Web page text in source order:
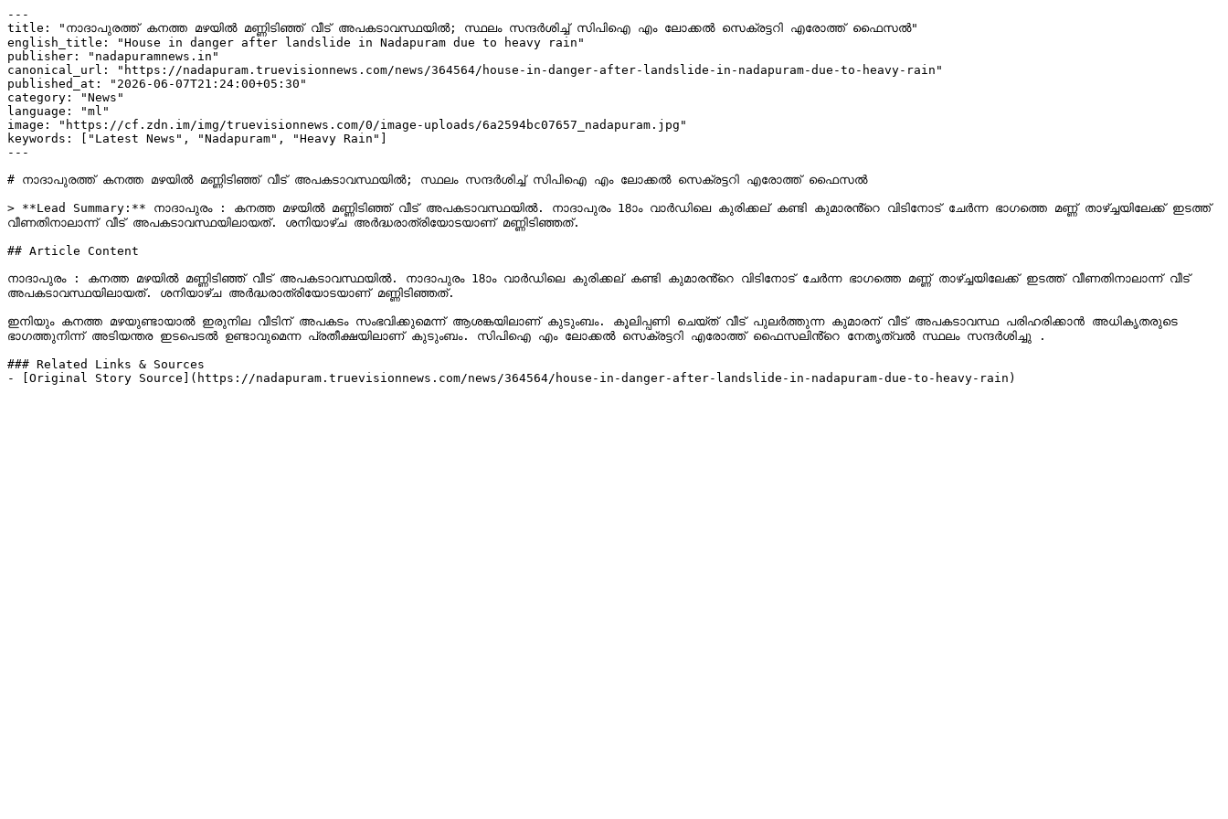
---
title: "നാദാപുരത്ത് കനത്ത മഴയിൽ മണ്ണിടിഞ്ഞ് വീട് അപകടാവസ്ഥയിൽ; സ്ഥലം സന്ദർശിച്ച് സിപിഐ എം ലോക്കൽ സെക്രട്ടറി എരോത്ത് ഫൈസൽ"
english_title: "House in danger after landslide in Nadapuram due to heavy rain"
publisher: "nadapuramnews.in"
canonical_url: "https://nadapuram.truevisionnews.com/news/364564/house-in-danger-after-landslide-in-nadapuram-due-to-heavy-rain"
published_at: "2026-06-07T21:24:00+05:30"
category: "News"
language: "ml"
image: "https://cf.zdn.im/img/truevisionnews.com/0/image-uploads/6a2594bc07657_nadapuram.jpg"
keywords: ["Latest News", "Nadapuram", "Heavy Rain"]
---
# നാദാപുരത്ത് കനത്ത മഴയിൽ മണ്ണിടിഞ്ഞ് വീട് അപകടാവസ്ഥയിൽ; സ്ഥലം സന്ദർശിച്ച് സിപിഐ എം ലോക്കൽ സെക്രട്ടറി എരോത്ത് ഫൈസൽ
> **Lead Summary:** നാദാപുരം : കനത്ത മഴയിൽ മണ്ണിടിഞ്ഞ് വീട് അപകടാവസ്ഥയിൽ. നാദാപുരം 18ാം വാർഡിലെ കുരിക്കല് കണ്ടി കുമാരൻ്റെ വിടിനോട് ചേർന്ന ഭാഗത്തെ മണ്ണ് താഴ്ച്ചയിലേക്ക് ഇടത്ത്
വീണതിനാലാന്ന് വീട് അപകടാവസ്ഥയിലായത്. ശനിയാഴ്ച അർദ്ധരാത്രിയോടയാണ് മണ്ണിടിഞ്ഞത്.
## Article Content
നാദാപുരം : കനത്ത മഴയിൽ മണ്ണിടിഞ്ഞ് വീട് അപകടാവസ്ഥയിൽ. നാദാപുരം 18ാം വാർഡിലെ കുരിക്കല് കണ്ടി കുമാരൻ്റെ വിടിനോട് ചേർന്ന ഭാഗത്തെ മണ്ണ് താഴ്ച്ചയിലേക്ക് ഇടത്ത് വീണതിനാലാന്ന് വീട്
അപകടാവസ്ഥയിലായത്. ശനിയാഴ്ച അർദ്ധരാത്രിയോടയാണ് മണ്ണിടിഞ്ഞത്.
ഇനിയും കനത്ത മഴയുണ്ടായാൽ ഇരുനില വീടിന് അപകടം സംഭവിക്കുമെന്ന് ആശങ്കയിലാണ് കുടുംബം. കൂലിപ്പണി ചെയ്ത് വീട് പുലർത്തുന്ന കുമാരന് വീട് അപകടാവസ്ഥ പരിഹരിക്കാൻ അധികൃതരുടെ
ഭാഗത്തുനിന്ന് അടിയന്തര ഇടപെടൽ ഉണ്ടാവുമെന്ന പ്രതീക്ഷയിലാണ് കുടുംബം. സിപിഐ എം ലോക്കൽ സെക്രട്ടറി എരോത്ത് ഫൈസലിൻ്റെ നേതൃത്വൽ സ്ഥലം സന്ദർശിച്ചു .
### Related Links & Sources
- [Original Story Source](https://nadapuram.truevisionnews.com/news/364564/house-in-danger-after-landslide-in-nadapuram-due-to-heavy-rain)